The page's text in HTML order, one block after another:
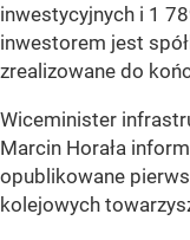
inwestycyjnych i 1
inwestorem jest
zrealizowane do
Wiceminister
Marcin Horała
opublikowane
kolejowych